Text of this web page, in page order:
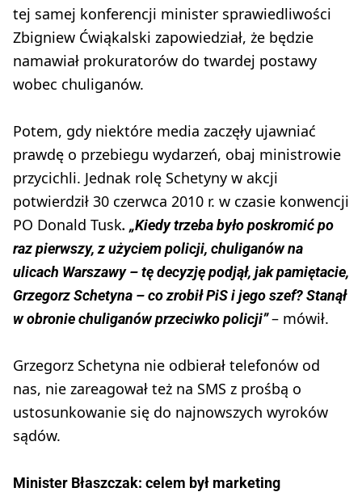
tej samej konferencji minister sprawiedliwości
Zbigniew Ćwiąkalski zapowiedział, że będzie
namawiał prokuratorów do twardej postawy
wobec chuliganów.
Potem, gdy niektóre media zaczęły ujawniać
prawdę o przebiegu wydarzeń, obaj ministrowie
przycichli. Jednak rolę Schetyny w akcji
potwierdził 30 czerwca 2010 r. w czasie konwencji
PO Donald Tusk. „Kiedy trzeba było poskromić po
raz pierwszy, z użyciem policji, chuliganów na
ulicach Warszawy – tę decyzję podjął, jak pamiętacie,
Grzegorz Schetyna – co zrobił PiS i jego szef? Stanął
w obronie chuliganów przeciwko policji”– mówił.
Grzegorz Schetyna nie odbierał telefonów od
nas, nie zareagował też na SMS z prośbą o
ustosunkowanie się do najnowszych wyroków
sądów.
Minister Błaszczak: celem był marketing